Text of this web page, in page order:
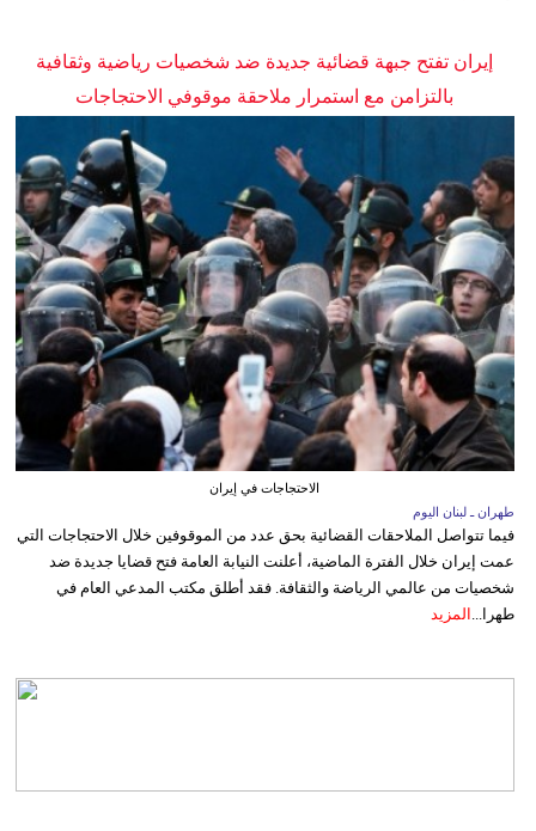
إيران تفتح جبهة قضائية جديدة ضد شخصيات رياضية وثقافية
بالتزامن مع استمرار ملاحقة موقوفي الاحتجاجات
الاحتجاجات في إيران
طهران ـ لبنان اليوم
فيما تتواصل الملاحقات القضائية بحق عدد من الموقوفين خلال الاحتجاجات التي
عمت إيران خلال الفترة الماضية، أعلنت النيابة العامة فتح قضايا جديدة ضد
شخصيات من عالمي الرياضة والثقافة. فقد أطلق مكتب المدعي العام في
طهرا... المزيد